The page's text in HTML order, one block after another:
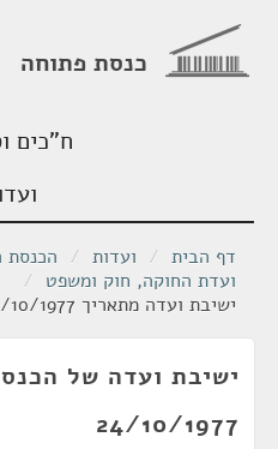
כנסת פתוחה
ח"כים
דף הבית / ועדות / הכנסת
ועדת החוקה, חוק ומשפט /
ישיבת ועדה מתאריך 24/10/1977
24/10/1977